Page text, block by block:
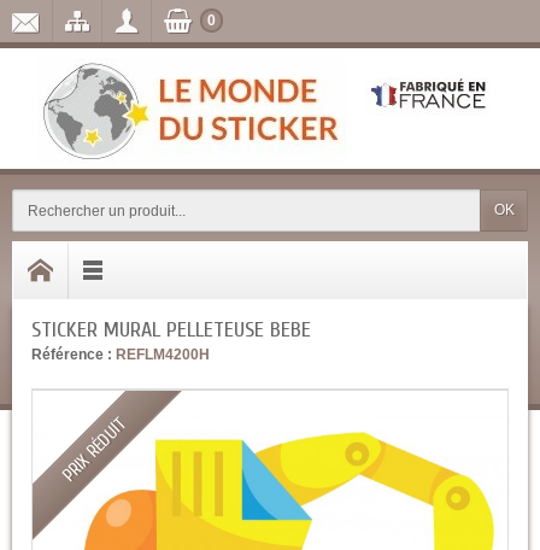
OK
0
STICKER MURAL PELLETEUSE BEBE
Référence : REFLM4200H
PRIX RÉDUIT